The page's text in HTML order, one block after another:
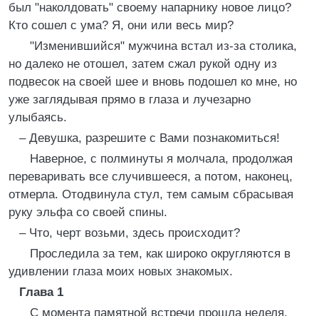
был "наколдовать" своему напарнику новое лицо?
Кто сошел с ума? Я, они или весь мир?
"Изменившийся" мужчина встал из-за столика,
но далеко не отошел, затем сжал рукой одну из
подвесок на своей шее и вновь подошел ко мне, но
уже заглядывая прямо в глаза и лучезарно
улыбаясь.
– Девушка, разрешите с Вами познакомиться!
Наверное, с полминуты я молчала, продолжая
переваривать все случившееся, а потом, наконец,
отмерла. Отодвинула стул, тем самым сбрасывая
руку эльфа со своей спины.
– Что, черт возьми, здесь происходит?
Проследила за тем, как широко округляются в
удивлении глаза моих новых знакомых.
Глава 1
С момента памятной встречи прошла неделя.